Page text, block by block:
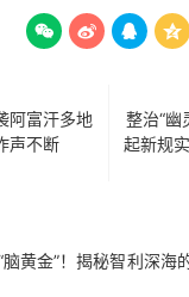
   
阿富汗多地
声不断
整治“幽
起新规
黄金”！揭秘智利深海